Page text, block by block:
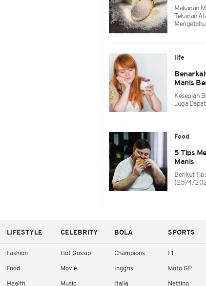
Makanan
Tekanan
life
Manis
Kesepian
Juga
Food
5 Tips
Manis
Berikut
(25/4/
LIFESTYLE
Fashion
Food
Health
CELEBRITY
Hot Gossip
Movie
Music
BOLA
Champions
Inggris
Italia
SPORTS
F1
Moto GP
Netting